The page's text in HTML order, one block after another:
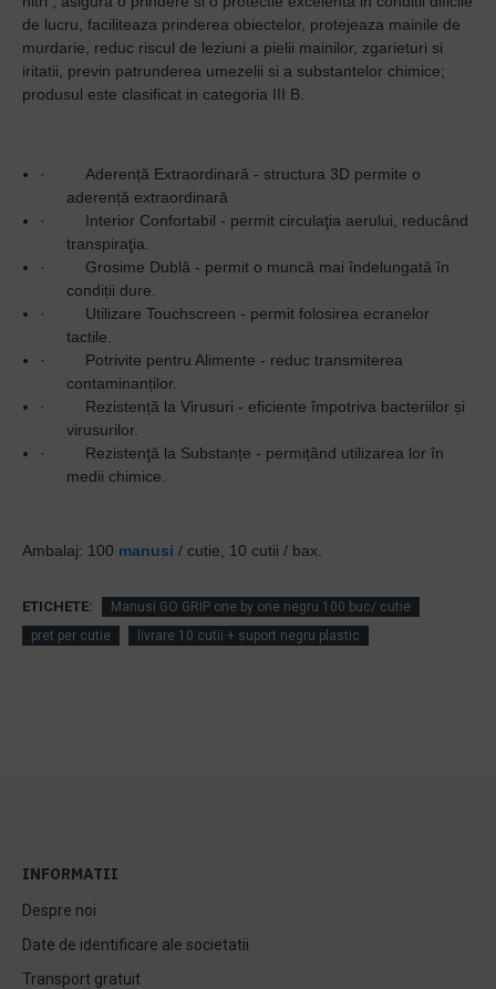
de lucru, faciliteaza prinderea obiectelor, protejeaza mainile de
murdarie, reduc riscul de leziuni a pielii mainilor, zgarieturi si
iritatii, previn patrunderea umezelii si a substantelor chimice;
produsul este clasificat in categoria III B.
·
Aderență Extraordinară - structura 3D permite o
aderență extraordinară
·
Interior Confortabil - permit circulaţia aerului, reducând
transpiraţia.
·
Grosime Dublă - permit o muncă mai îndelungată în
condiții dure.
·
Utilizare Touchscreen - permit folosirea ecranelor
tactile.
·
Potrivite pentru Alimente - reduc transmiterea
contaminanților.
·
Rezistență la Virusuri - eficiente împotriva bacteriilor și
virusurilor.
·
Rezistenţă la Substanțe - permițând utilizarea lor în
medii chimice.
Ambalaj: 100 manusi / cutie, 10 cutii / bax.
ETICHETE:
Manusi GO GRIP one by one negru 100 buc/ cutie
pret per cutie
livrare 10 cutii + suport negru plastic
INFORMATII
Despre noi
Date de identificare ale societatii
Transport gratuit